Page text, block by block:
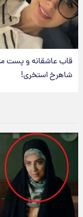
قاب عاشقانه و پست
شاهرخ استخری!